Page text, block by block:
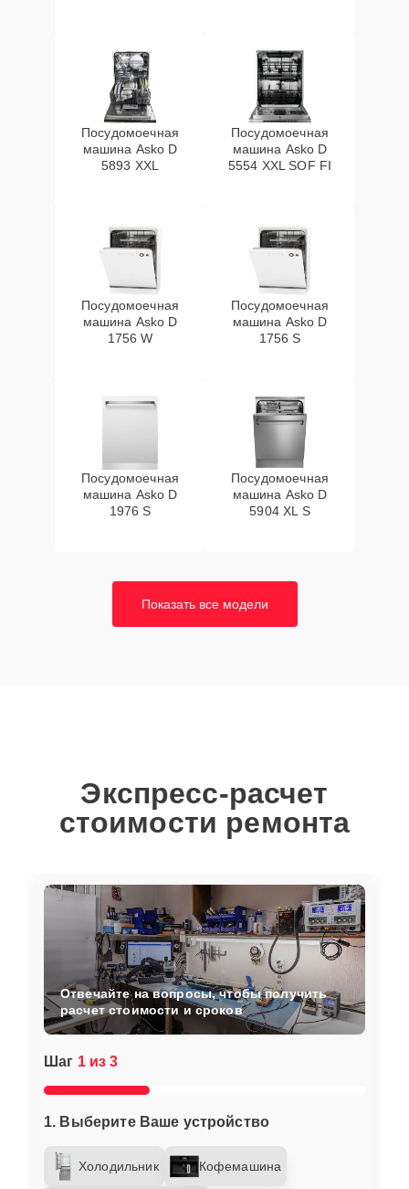
Посудомоечная
машина Asko D
5893 XXL
Посудомоечная
машина Asko D
5554 XXL SOF FI
Посудомоечная
машина Asko D
1756 W
Посудомоечная
машина Asko D
1756 S
Посудомоечная
машина Asko D
1976 S
Посудомоечная
машина Asko D
5904 XL S
Показать все модели
Экспресс-расчет
стоимости ремонта
Шаг 1 из 3
1. Выберите Ваше устройство
Холодильник Кофемашина
Отвечайте на вопросы, чтобы получить
расчет стоимости и сроков